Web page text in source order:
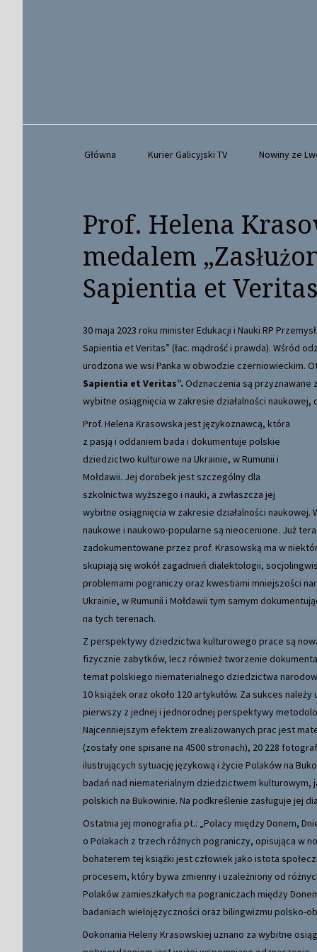
Główna Kurier Galicyjski TV Nowiny ze
Prof. Helena
medalem
Sapientia et
30 maja 2023 roku minister Edukacji i Nauki RP
Sapientia et Veritas” (łac. mądrość i prawda). Wśród
urodzona we wsi Panka w obwodzie czerniowieckim.
Sapientia et Veritas”. Odznaczenia są przyznawane
wybitne osiągnięcia w zakresie działalności
Prof. Helena Krasowska jest językoznawcą, która
z pasją i oddaniem bada i dokumentuje polskie
dziedzictwo kulturowe na Ukrainie, w Rumunii i
Mołdawii. Jej dorobek jest szczególny dla
szkolnictwa wyższego i nauki, a zwłaszcza jej
wybitne osiągnięcia w zakresie działalności
naukowe i naukowo-popularne są nieocenione. Już
zadokumentowane przez prof. Krasowską ma w
skupiają się wokół zagadnień dialektologii,
problemami pograniczy oraz kwestiami mniejszości
Ukrainie, w Rumunii i Mołdawii tym samym
na tych terenach.
Z perspektywy dziedzictwa kulturowego prace są
fizycznie zabytków, lecz również tworzenie
temat polskiego niematerialnego dziedzictwa
10 książek oraz około 120 artykułów. Za sukces
pierwszy z jednej i jednorodnej perspektywy
Najcenniejszym efektem zrealizowanych prac jest
(zostały one spisane na 4500 stronach), 20 228
ilustrujących sytuację językową i życie Polaków na
badań nad niematerialnym dziedzictwem
polskich na Bukowinie. Na podkreślenie zasługuje jej
Ostatnia jej monografia pt.: „Polacy między Donem,
o Polakach z trzech różnych pograniczy, opisująca w
bohaterem tej książki jest człowiek jako istota
procesem, który bywa zmienny i uzależniony od
Polaków zamieszkałych na pograniczach między
badaniach wielojęzyczności oraz bilingwizmu polsko-
Dokonania Heleny Krasowskiej uznano za wybitne